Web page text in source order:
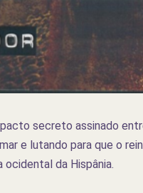
secreto assinado
e lutando para que o
da Hispânia.